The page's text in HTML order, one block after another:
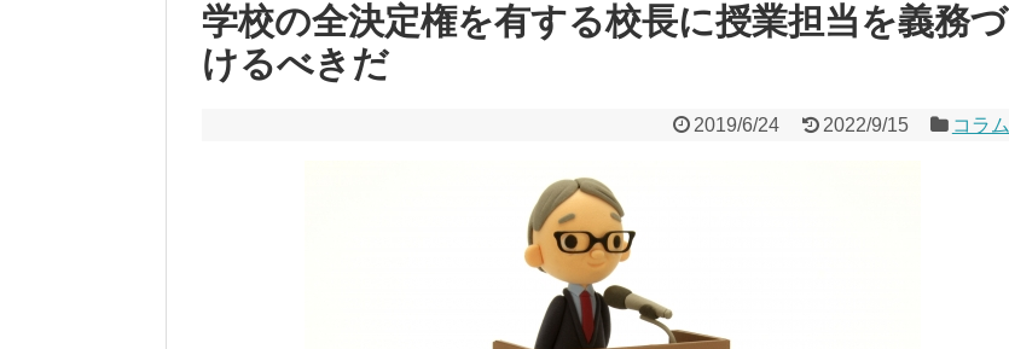
学校の全決定権を有する校長に授業担当を義務づ
けるべきだ
2019/6/24 2022/9/15 コラム